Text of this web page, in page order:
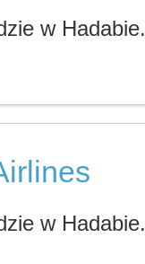
w Hadabie.
w Hadabie.